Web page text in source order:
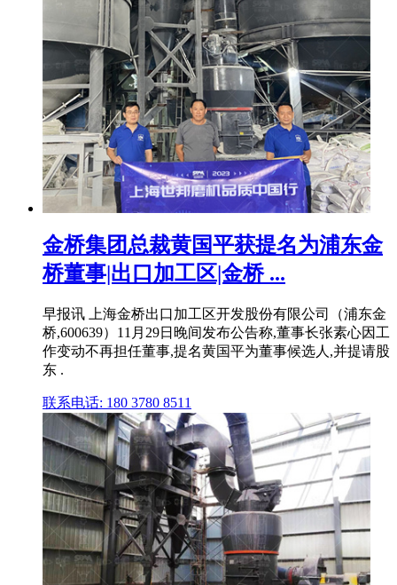
金桥集团总裁黄国平获提名为浦东金
桥董事|出口加工区|金桥 ...
早报讯 上海金桥出口加工区开发股份有限公司（浦东金
桥,600639）11月29日晚间发布公告称,董事长张素心因工
作变动不再担任董事,提名黄国平为董事候选人,并提请股
东 .
联系电话: 180 3780 8511